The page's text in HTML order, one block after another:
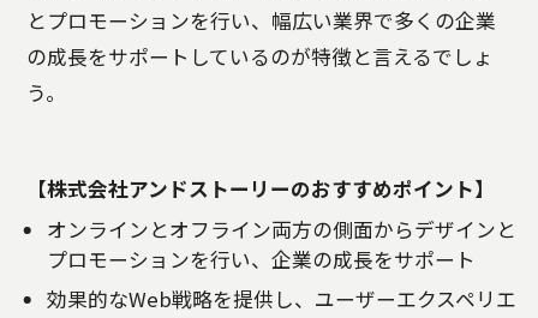
とプロモーションを行い、幅広い業界で多くの企業
の成長をサポートしているのが特徴と言えるでしょ
う。
【株式会社アンドストーリーのおすすめポイント】
オンラインとオフライン両方の側面からデザインと
プロモーションを行い、企業の成長をサポート
効果的なWeb戦略を提供し、ユーザーエクスペリエ